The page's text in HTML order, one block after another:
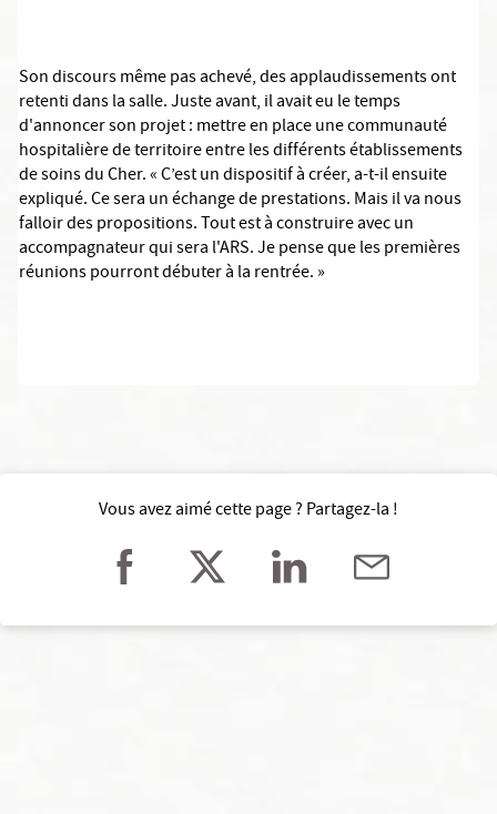
Son discours même pas achevé, des applaudissements ont
retenti dans la salle. Juste avant, il avait eu le temps
d'annoncer son projet : mettre en place une communauté
hospitalière de territoire entre les différents établissements
de soins du Cher. « C’est un dispositif à créer, a-t-il ensuite
expliqué. Ce sera un échange de prestations. Mais il va nous
falloir des propositions. Tout est à construire avec un
accompagnateur qui sera l'ARS. Je pense que les premières
réunions pourront débuter à la rentrée. »
Vous avez aimé cette page ? Partagez-la !